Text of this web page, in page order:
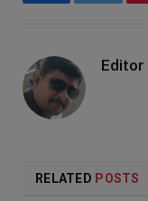
Editor
RELATED POSTS